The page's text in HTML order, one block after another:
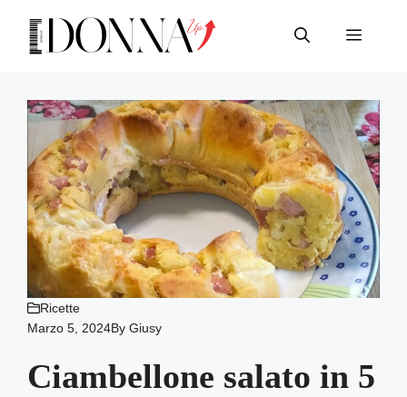
contenuto
Menu
Ricette
Marzo 5, 2024ByGiusy
Ciambellone salato in 5